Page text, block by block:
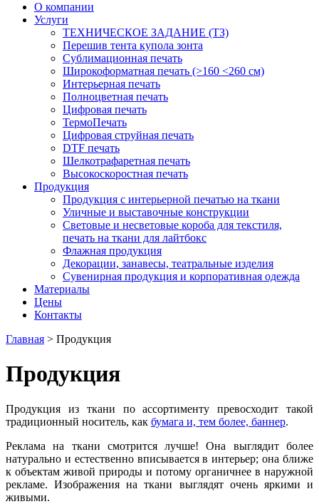
О компании
Услуги
ТЕХНИЧЕСКОЕ ЗАДАНИЕ (ТЗ)
Перешив тента купола зонта
Сублимационная печать
Широкоформатная печать (>160 <260 см)
Интерьерная печать
Полноцветная печать
Цифровая печать
ТермоПечать
Цифровая струйная печать
DTF печать
Шелкотрафаретная печать
Высокоскоростная печать
Продукция
Продукция с интерьерной печатью на ткани
Уличные и выставочные конструкции
Световые и несветовые короба для текстиля,
печать на ткани для лайтбокс
Флажная продукция
Декорации, занавесы, театральные изделия
Сувенирная продукция и корпоративная одежда
Материалы
Цены
Контакты
Главная > Продукция
Продукция
Продукция из ткани по ассортименту превосходит такой
традиционный носитель, как бумага и, тем более, баннер.
Реклама на ткани смотрится лучше! Она выглядит более
натурально и естественно вписывается в интерьер; она ближе
к объектам живой природы и потому органичнее в наружной
рекламе. Изображения на ткани выглядят очень яркими и
живыми.